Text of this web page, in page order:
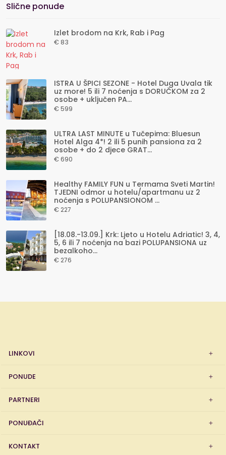
Slične ponude
Izlet brodom na Krk, Rab i Pag
€ 83
ISTRA U ŠPICI SEZONE - Hotel Duga Uvala tik
uz more! 5 ili 7 noćenja s DORUČKOM za 2
osobe + uključen PA...
€ 599
ULTRA LAST MINUTE u Tučepima: Bluesun
Hotel Alga 4*! 2 ili 5 punih pansiona za 2
osobe + do 2 djece GRAT...
€ 690
Healthy FAMILY FUN u Termama Sveti Martin!
TJEDNI odmor u hotelu/apartmanu uz 2
noćenja s POLUPANSIONOM ...
€ 227
[18.08.-13.09.] Krk: Ljeto u Hotelu Adriatic! 3, 4,
5, 6 ili 7 noćenja na bazi POLUPANSIONA uz
bezalkoho...
€ 276
LINKOVI
PONUDE
PARTNERI
PONUĐAČI
KONTAKT